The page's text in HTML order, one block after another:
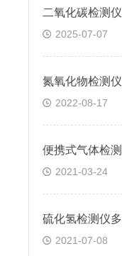
二氧化碳检测
2025-07-07
氮氧化物检测
2022-08-17
便携式气体检
2021-03-24
硫化氢检测仪
2021-07-08